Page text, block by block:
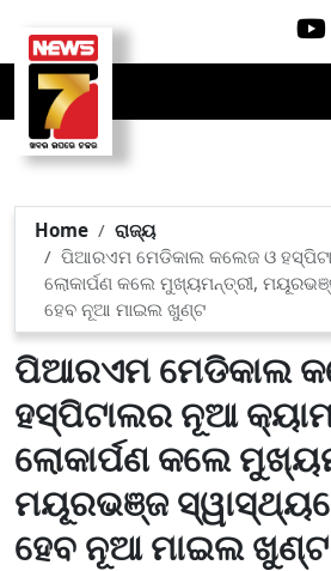
Home
ରାଜ୍ୟ
ପିଆରଏମ ମେଡିକାଲ କଲେଜ ଓ
ଲୋକାର୍ପଣ କଲେ ମୁଖ୍ୟମନ୍ତ୍ରୀ,
ହେବ ନୂଆ ମାଇଲ ଖୁଣ୍ଟ
ପିଆରଏମ ମେଡିକାଲ
ହସ୍ପିଟାଲର ନୂଆ
ଲୋକାର୍ପଣ କଲେ
ମୟୂରଭଞ୍ଜ
ହେବ ନୂଆ ମାଇଲ ଖୁଣ୍ଟ